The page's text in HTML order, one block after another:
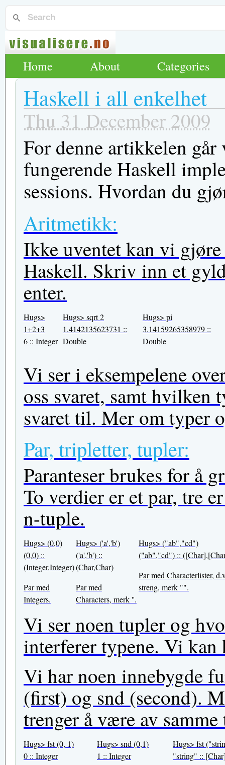
Home About Categories
Haskell i all enkelhet
Thu 31 December 2009
For denne artikkelen
fungerende Haskell
sessions. Hvordan du
Aritmetikk:
Ikke uventet kan vi
Haskell. Skriv inn et
enter.
Hugs>
1+2+3
6 :: Integer
Hugs> sqrt 2
1.4142135623731 ::
Double
Hugs> pi
3.14159265358979 ::
Double
Vi ser i eksempelene
oss svaret, samt hvilken
svaret til. Mer om typer
Par, tripletter, tupler:
Paranteser brukes for å
To verdier er et par, tre
n-tuple.
Hugs> (0,0)
(0,0) ::
(Integer,Integer)
Par med
Integers.
Hugs> ('a','b')
('a','b') ::
(Char,Char)
Par med
Characters, merk ''.
Hugs> ("ab","cd")
("ab","cd") ::
Par med Characterlister,
streng, merk "".
Vi ser noen tupler og
interferer typene. Vi
Vi har noen innebygde
(first) og snd (second).
trenger å være av
Hugs> fst (0, 1)
0 :: Integer
Hugs> snd (0,1)
1 :: Integer
Hugs> fst
"string" ::